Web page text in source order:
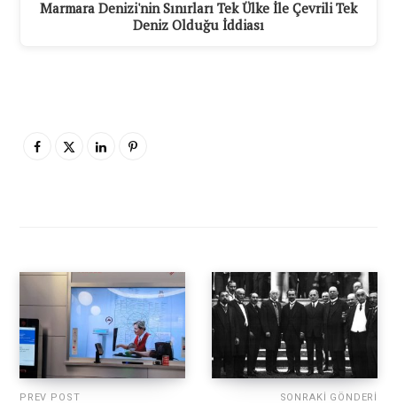
Marmara Denizi'nin Sınırları Tek Ülke İle Çevrili Tek
Deniz Olduğu İddiası
PREV POST SONRAKI GÖNDERI